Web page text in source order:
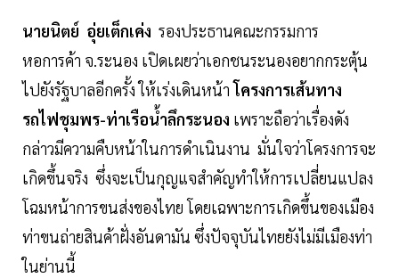
นายนิตย์ อุ่ยเต็กเค่ง รองประธานคณะกรรมการ
หอการค้า จ.ระนอง เปิดเผยว่าเอกชนระนองอยากกระตุ้น
ไปยังรัฐบาลอีกครั้ง ให้เร่งเดินหน้าโครงการเส้นทาง
รถไฟชุมพร-ท่าเรือน้ำลึกระนอง เพราะถือว่าเรื่องดัง
กล่าวมีความคืบหน้าในการดำเนินงาน มั่นใจว่าโครงการจะ
เกิดขึ้นจริง ซึ่งจะเป็นกุญแจสำคัญทำให้การเปลี่ยนแปลง
โฉมหน้าการขนส่งของไทย โดยเฉพาะการเกิดขึ้นของเมือง
ท่าขนถ่ายสินค้าฝั่งอันดามัน ซึ่งปัจจุบันไทยยังไม่มีเมืองท่า
ในย่านนี้